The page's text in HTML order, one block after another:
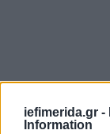
iefimerida.gr -
Information